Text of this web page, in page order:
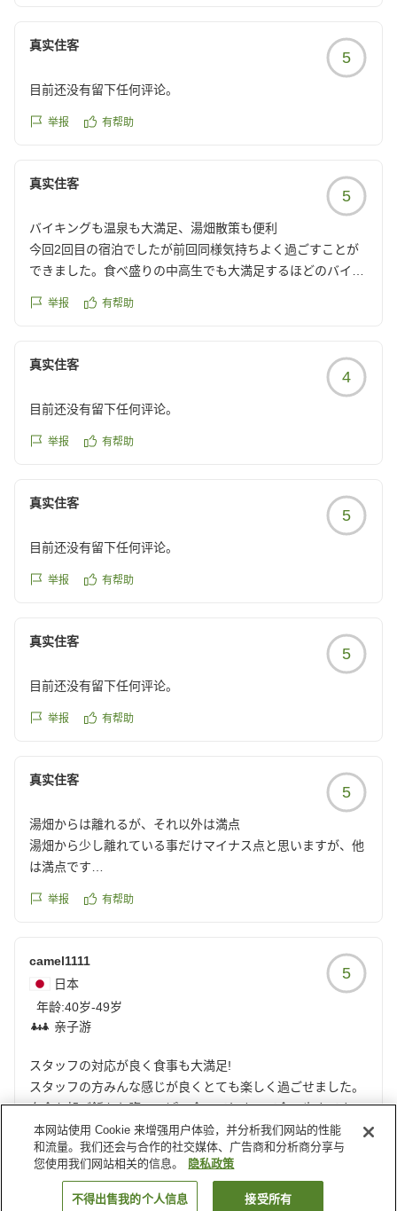
真实住客
5
目前还没有留下任何评论。
举报 有帮助
真实住客
5
バイキングも温泉も大満足、湯畑散策も便利
今回2回目の宿泊でしたが前回同様気持ちよく過ごすことが
できました。食べ盛りの中高生でも大満足するほどのバイキ
お風呂も広く混み合ってる感じは全く受けず、ゆっくり入れ
また湯畑までも徒歩圏内。昼も夜も散策に行けました。
reviewId=33123478498929
举报 有帮助
真实住客
4
目前还没有留下任何评论。
举报 有帮助
真实住客
5
目前还没有留下任何评论。
举报 有帮助
真实住客
5
目前还没有留下任何评论。
举报 有帮助
真实住客
5
湯畑からは離れるが、それ以外は満点
湯畑から少し離れている事だけマイナス点と思いますが、他
は満点です
https://review.travel.rakuten.co.jp/hotel/voice/56137?
举报 有帮助
camel1111
日本
年龄:40岁-49岁
亲子游
5
スタッフの対応が良く食事も大満足!
スタッフの方みんな感じが良くとても楽しく過ごせました。
夕食も朝ご飯もお腹いっぱい食べてしまって食べ歩きできな
いかのが残念でした笑
クチコミの詳細はこちらから
https://review.travel.rakuten.co.jp/hotel/voice/56137?
reviewId=33123478454870
举报 有帮助
载入更多结果
本网站使用 Cookie 来增强用户体验，并分析我们网站的性能
和流量。我们还会与合作的社交媒体、广告商和分析商分享与
您使用我们网站相关的信息。
隐私政策
不得出售我的个人信息 接受所有